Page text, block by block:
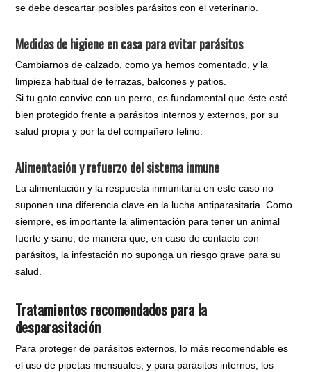
se debe descartar posibles parásitos con el veterinario.
Medidas de higiene en casa para evitar parásitos
Cambiarnos de calzado, como ya hemos comentado, y la
limpieza habitual de terrazas, balcones y patios.
Si tu gato convive con un perro, es fundamental que éste esté
bien protegido frente a parásitos internos y externos, por su
salud propia y por la del compañero felino.
Alimentación y refuerzo del sistema inmune
La alimentación y la respuesta inmunitaria en este caso no
suponen una diferencia clave en la lucha antiparasitaria. Como
siempre, es importante la alimentación para tener un animal
fuerte y sano, de manera que, en caso de contacto con
parásitos, la infestación no suponga un riesgo grave para su
salud.
Tratamientos recomendados para la
desparasitación
Para proteger de parásitos externos, lo más recomendable es
el uso de pipetas mensuales, y para parásitos internos, los